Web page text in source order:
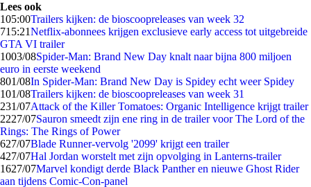
Lees ook
105:00Trailers kijken: de bioscoopreleases van week 32
715:21Netflix-abonnees krijgen exclusieve early access tot uitgebreide
GTA VI trailer
1003/08Spider-Man: Brand New Day knalt naar bijna 800 miljoen
euro in eerste weekend
801/08In Spider-Man: Brand New Day is Spidey echt weer Spidey
101/08Trailers kijken: de bioscoopreleases van week 31
231/07Attack of the Killer Tomatoes: Organic Intelligence krijgt trailer
2227/07Sauron smeedt zijn ene ring in de trailer voor The Lord of the
Rings: The Rings of Power
627/07Blade Runner-vervolg '2099' krijgt een trailer
427/07Hal Jordan worstelt met zijn opvolging in Lanterns-trailer
1627/07Marvel kondigt derde Black Panther en nieuwe Ghost Rider
aan tijdens Comic-Con-panel